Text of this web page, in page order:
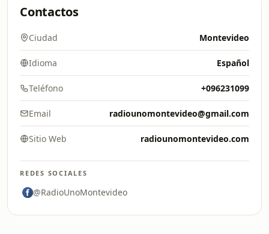
Contactos
Ciudad Montevideo
Idioma Español
Teléfono +096231099
Email radiounomontevideo@gmail.com
Sitio Web radiounomontevideo.com
REDES SOCIALES
@RadioUnoMontevideo